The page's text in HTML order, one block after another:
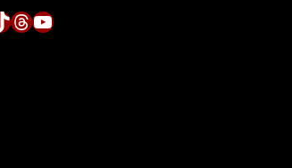
Threads YouTube